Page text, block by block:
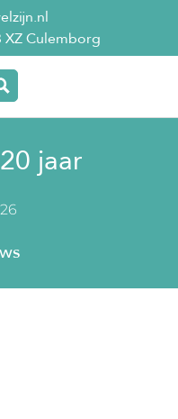
XZ Culemborg
jaar